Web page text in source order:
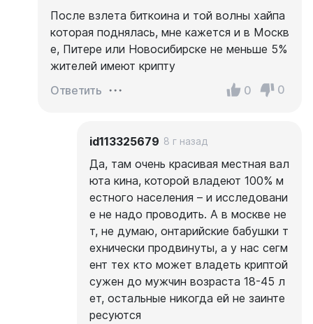
После взлета биткоина и той волны хайпа
которая поднялась, мне кажется и в Москв
е, Питере или Новосибирске не меньше 5%
жителей имеют крипту
Ответить
0 0
id113325679 8 г назад
Да, там очень красивая местная вал
юта кина, которой владеют 100% м
естного населения – и исследовани
е не надо проводить. А в москве не
т, не думаю, онтарийские бабушки т
ехнически продвинуты, а у нас сегм
ент тех кто может владеть криптой
сужен до мужчин возраста 18-45 л
ет, остальные никогда ей не заинте
ресуются